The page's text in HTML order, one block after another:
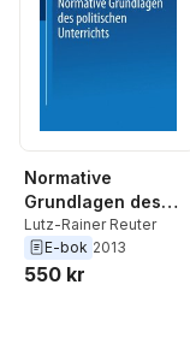
Normative
Grundlagen des
politischen
Unterrichts
Lutz-Rainer Reuter
E-bok 2013
550 kr